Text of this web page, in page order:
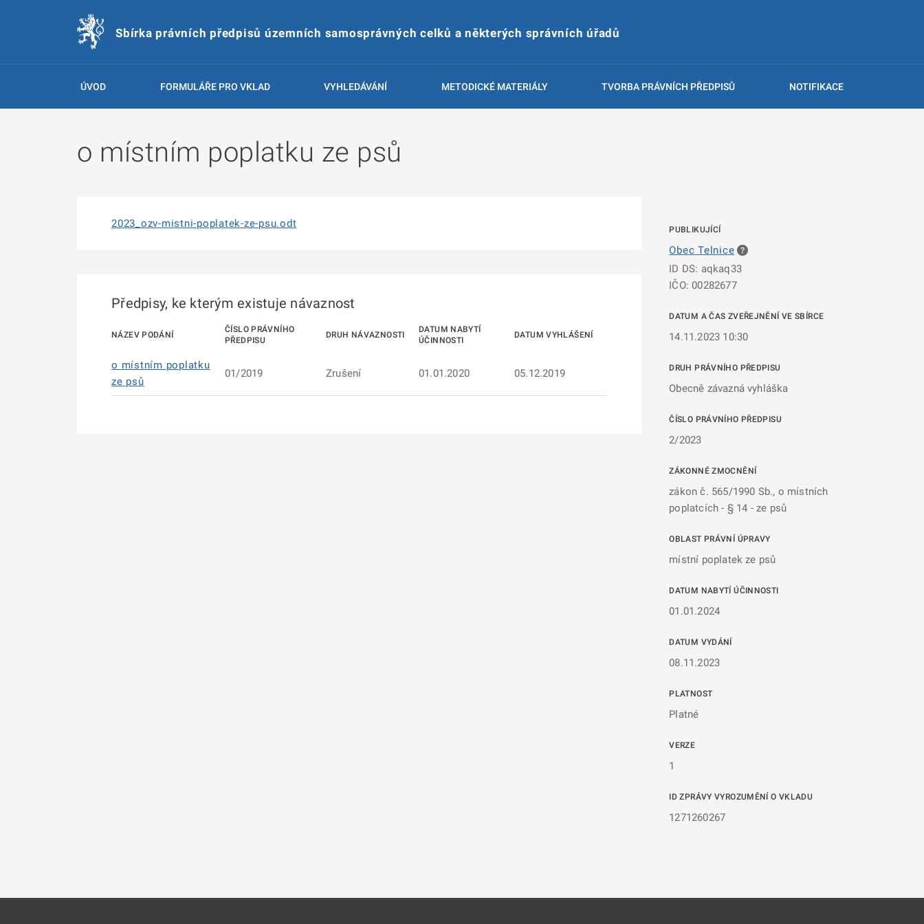
Sbírka právních předpisů územních samosprávných celků a některých správních úřadů
ÚVOD FORMULÁŘE PRO VKLAD VYHLEDÁVÁNÍ METODICKÉ MATERIÁLY TVORBA PRÁVNÍCH PŘEDPISŮ NOTIFIKACE
o místním poplatku ze psů
PUBLIKUJÍCÍ
Obec Telnice
ID DS: aqkaq33
IČO: 00282677
DATUM A ČAS ZVEŘEJNĚNÍ VE SBÍRCE
14.11.2023 10:30
DRUH PRÁVNÍHO PŘEDPISU
Obecně závazná vyhláška
ČÍSLO PRÁVNÍHO PŘEDPISU
2/2023
ZÁKONNÉ ZMOCNĚNÍ
zákon č. 565/1990 Sb., o místních
poplatcích - § 14 - ze psů
OBLAST PRÁVNÍ ÚPRAVY
místní poplatek ze psů
DATUM NABYTÍ ÚČINNOSTI
01.01.2024
DATUM VYDÁNÍ
08.11.2023
PLATNOST
Platné
VERZE
1
ID ZPRÁVY VYROZUMĚNÍ O VKLADU
1271260267
2023_ozv-mistni-poplatek-ze-psu.odt
Předpisy, ke kterým existuje návaznost
NÁZEV PODÁNÍ
ČÍSLO PRÁVNÍHO
PŘEDPISU
DRUH NÁVAZNOSTI
DATUM NABYTÍ
ÚČINNOSTI
DATUM VYHLÁŠENÍ
o místním poplatku
ze psů
01/2019 Zrušení 01.01.2020 05.12.2019